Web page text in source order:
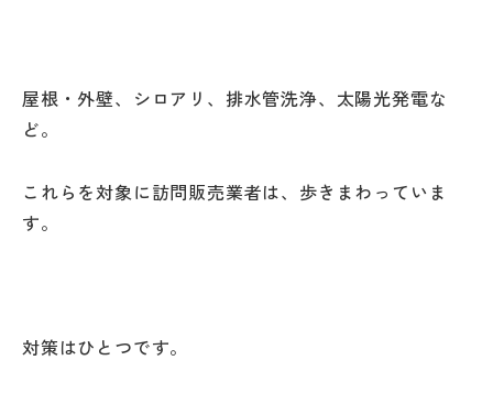
屋根・外壁、シロアリ、排水管洗浄、太陽光発電な
ど。
これらを対象に訪問販売業者は、歩きまわっていま
す。
対策はひとつです。